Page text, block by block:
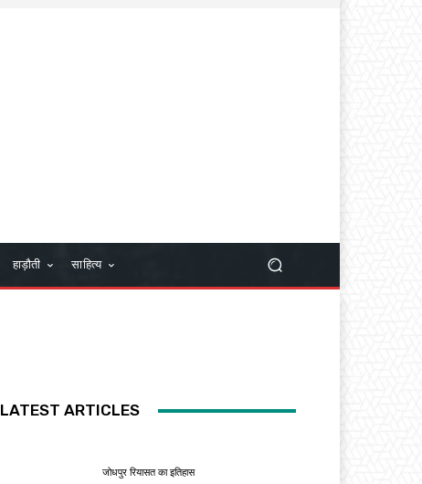
हाड़ौती साहित्य
LATEST ARTICLES
जोधपुर रियासत का इतिहास